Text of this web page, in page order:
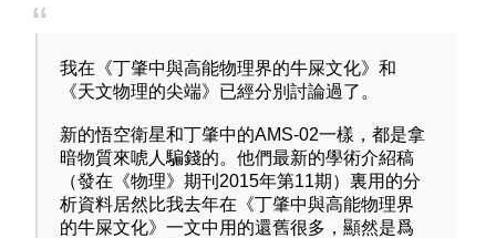
我在《丁肇中與高能物理界的牛屎文化》和
《天文物理的尖端》已經分別討論過了。
新的悟空衛星和丁肇中的AMS-02一樣，都是拿
暗物質來唬人騙錢的。他們最新的學術介紹稿
（發在《物理》期刊2015年第11期）裏用的分
析資料居然比我去年在《丁肇中與高能物理界
的牛屎文化》一文中用的還舊很多，顯然是爲